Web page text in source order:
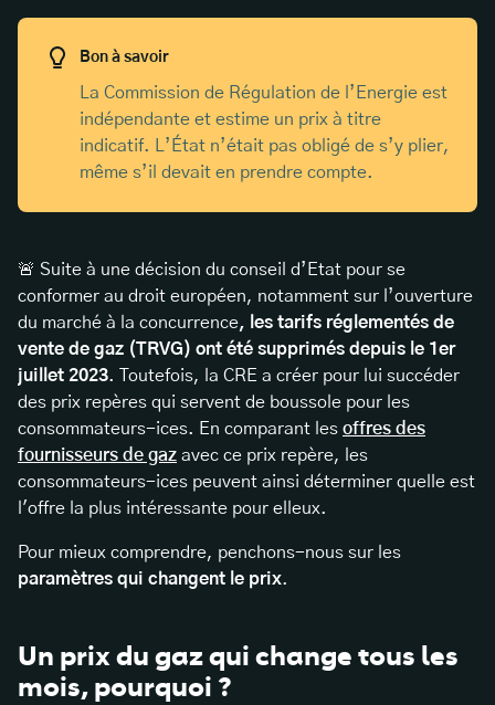
Bon à savoir
La Commission de Régulation de l’Energie est
indépendante et estime un prix à titre
indicatif. L’État n’était pas obligé de s’y plier,
même s’il devait en prendre compte.
🚨 Suite à une décision du conseil d’Etat pour se
conformer au droit européen, notamment sur l’ouverture
du marché à la concurrence, les tarifs réglementés de
vente de gaz (TRVG) ont été supprimés depuis le 1er
juillet 2023. Toutefois, la CRE a créer pour lui succéder
des prix repères qui servent de boussole pour les
consommateurs-ices. En comparant les offres des
fournisseurs de gaz avec ce prix repère, les
consommateurs-ices peuvent ainsi déterminer quelle est
l'offre la plus intéressante pour elleux.
Pour mieux comprendre, penchons-nous sur les
paramètres qui changent le prix.
Un prix du gaz qui change tous les
mois, pourquoi ?